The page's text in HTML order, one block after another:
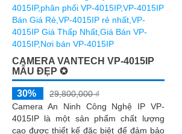
CAMERA VANTECH VP-4015IP
MẪU ĐẸP ✪
30%
29,800,000 ₫
Camera An Ninh Công Nghệ IP VP-
4015IP là một sản phẩm chất lượng
cao được thiết kế đặc biệt để đảm bảo